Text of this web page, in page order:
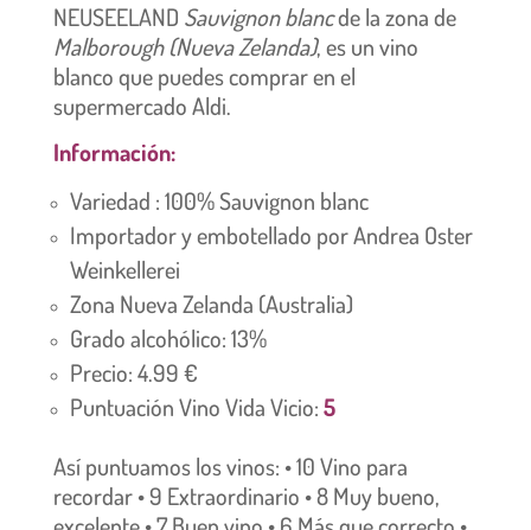
NEUSEELAND Sauvignon blancde la zona de
Malborough (Nueva Zelanda), es un vino
blanco que puedes comprar en el
supermercado Aldi.
Información:
Variedad : 100% Sauvignon blanc
Importador y embotellado por Andrea Oster
Weinkellerei
Zona Nueva Zelanda (Australia)
Grado alcohólico: 13%
Precio: 4.99 €
Puntuación Vino Vida Vicio:5
Así puntuamos los vinos: • 10 Vino para
recordar • 9 Extraordinario • 8 Muy bueno,